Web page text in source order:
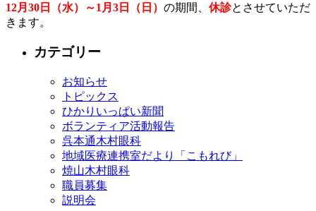
12月30日（水）～1月3日（日） の期間、 休診とさせていただ
きます。
カテゴリー
お知らせ
トピックス
ひかりいっぱい新聞
ボランティア活動報告
呉本通木村眼科
地域医療連携室だより「こもれび」
焼山木村眼科
職員募集
説明会